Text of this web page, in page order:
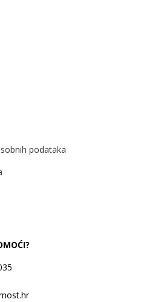
podataka